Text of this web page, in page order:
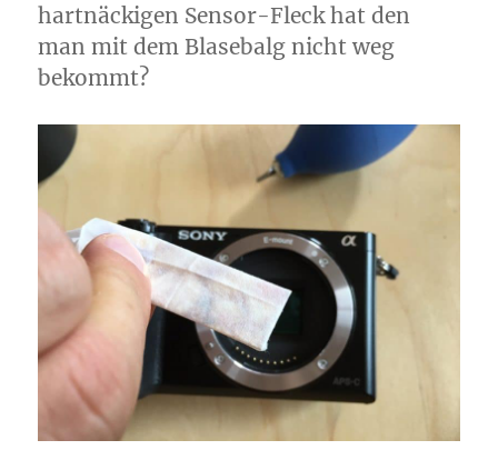
hartnäckigen Sensor-Fleck hat den
man mit dem Blasebalg nicht weg
bekommt?